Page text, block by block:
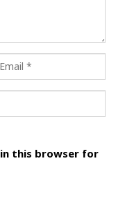
in this browser for